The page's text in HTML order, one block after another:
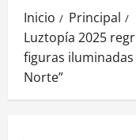
Inicio
Principal
Luztopía 2025
figuras iluminadas
Norte”